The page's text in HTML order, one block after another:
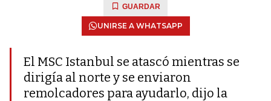
GUARDAR
UNIRSE A WHATSAPP
El MSC Istanbul se atascó mientras se
dirigía al norte y se enviaron
remolcadores para ayudarlo, dijo la